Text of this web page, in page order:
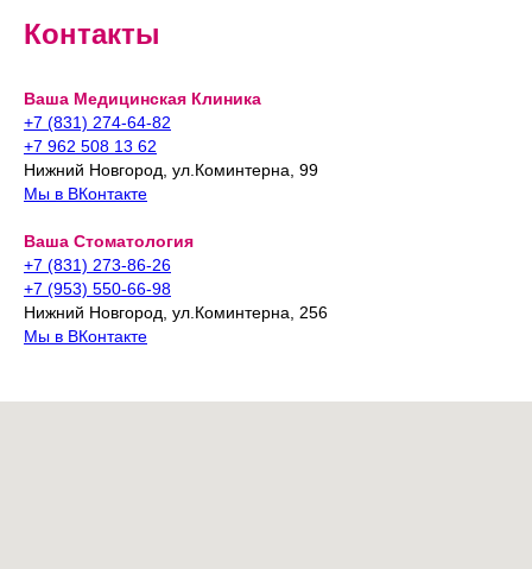
Контакты
Ваша Медицинская Клиника
+7 (831) 274-64-82
+7 962 508 13 62
Нижний Новгород, ул.Коминтерна, 99
Мы в ВКонтакте
Ваша Стоматология
+7 (831) 273-86-26
+7 (953) 550-66-98
Нижний Новгород, ул.Коминтерна, 256
Мы в ВКонтакте